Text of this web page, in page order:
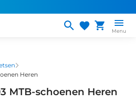
Menu
Heren
MTB-schoenen Heren